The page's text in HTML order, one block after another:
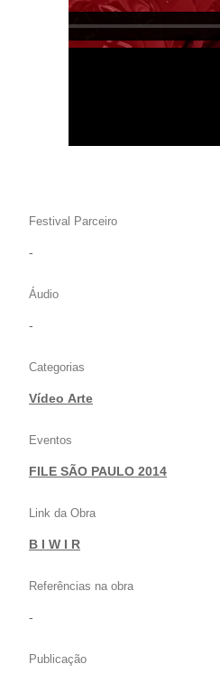
Festival Parceiro
-
Áudio
-
Categorias
Vídeo Arte
Eventos
FILE SÃO PAULO 2014
Link da Obra
B I W I R
Referências na obra
-
Publicação